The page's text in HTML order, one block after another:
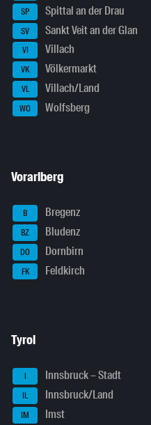
SP Spittal an der Drau
SV Sankt Veit an der Glan
VI Villach
VK Völkermarkt
VL Villach/Land
WO Wolfsberg
Vorarlberg
B Bregenz
BZ Bludenz
DO Dornbirn
FK Feldkirch
Tyrol
I Innsbruck – Stadt
IL Innsbruck/Land
IM Imst